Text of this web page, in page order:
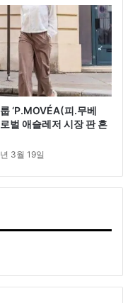
‘P.MOVÉA(피.무베
로벌 애슬레저 시장 판 흔
3월 19일